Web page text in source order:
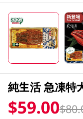
純生活 急凍特
$59.00